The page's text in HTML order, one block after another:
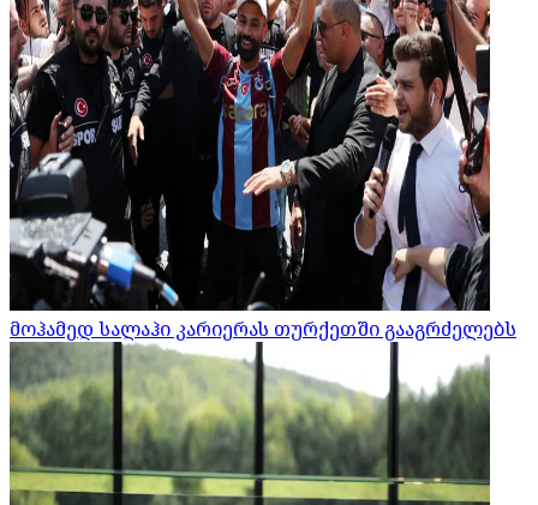
მოჰამედ სალაჰი კარიერას თურქეთში გააგრძელებს